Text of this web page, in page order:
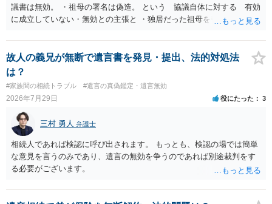
議書は無効。 ・祖母の署名は偽造。 という 協議自体に対する 有効
に成立していない・無効との主張と ・独居だった祖母を引き取り、家
たが父が祖母を自宅に引き取った後、家の売却前に入院してそのまま
亡くなったので、騙された という 協議自体の成立を認めたうえで
債務不履行・詐欺という主張 の大きく２つの主張があるようですが い
ずれの主張も伯母が主張とともに立証する必要があり 立証は困難な
ケースと思われます。伯母の主張は矛盾・抵触する可能性があります
ので 伯母の出方を見ながら対応するのが良いでしょう。 伯母からの
追及で対応に苦慮されているのであれば 弁護士に相談されるのがよ
いです。
故人の義兄が無断で遺言書を発見・提出、法的対処法
は？
#家族間の相続トラブル #遺言の真偽鑑定・遺言無効
2026年7月29日 役にたった 3
三村 勇人 弁護士
相続人であれば検認に呼び出されます。 もっとも、検認の場では簡単
な意見を言うのみであり、遺言の無効を争うのであれば別途裁判をす
る必要がございます。